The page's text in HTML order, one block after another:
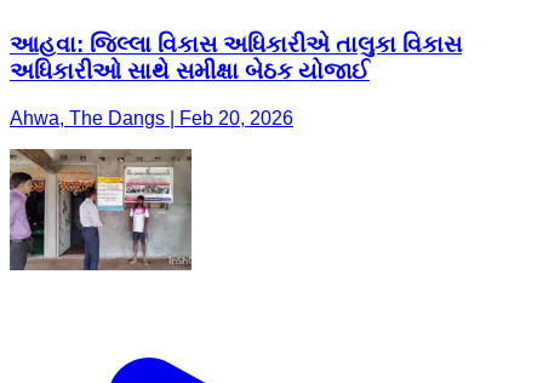
આહવા: જિલ્લા વિકાસ અધિકારીએ તાલુકા વિકાસ
અધિકારીઓ સાથે સમીક્ષા બેઠક યોજાઈ
Ahwa, The Dangs | Feb 20, 2026